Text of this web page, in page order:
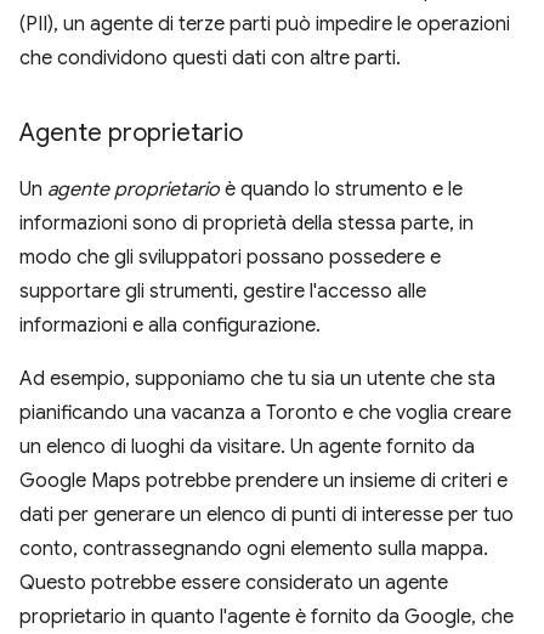
(PII), un agente di terze parti può impedire le operazioni
che condividono questi dati con altre parti.
Agente proprietario
Un agente proprietario è quando lo strumento e le
informazioni sono di proprietà della stessa parte, in
modo che gli sviluppatori possano possedere e
supportare gli strumenti, gestire l'accesso alle
informazioni e alla configurazione.
Ad esempio, supponiamo che tu sia un utente che sta
pianificando una vacanza a Toronto e che voglia creare
un elenco di luoghi da visitare. Un agente fornito da
Google Maps potrebbe prendere un insieme di criteri e
dati per generare un elenco di punti di interesse per tuo
conto, contrassegnando ogni elemento sulla mappa.
Questo potrebbe essere considerato un agente
proprietario in quanto l'agente è fornito da Google, che